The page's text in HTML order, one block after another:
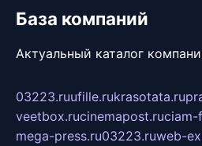
База компаний
Актуальный каталог
03223.ruufille.rukrasotata.ru
veetbox.rucinemapost.ruciam-
mega-press.ru03223.ruweb-